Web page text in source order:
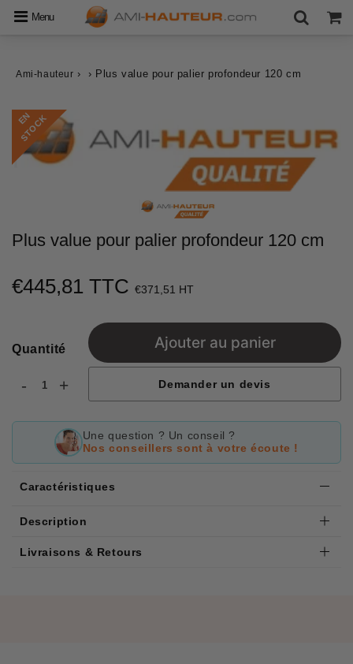
Menu
Ami-hauteur › › Plus value pour palier profondeur 120 cm
E
N
S
T
O
C
K
Plus value pour palier profondeur 120 cm
€445,81 TTC €371,51 HT
Quantité
- +
Ajouter au panier
Demander un devis
Une question ? Un conseil ?
Nos conseillers sont à votre écoute !
Caractéristiques
Description
Livraisons & Retours